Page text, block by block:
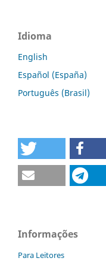
Idioma
English
Español (España)
Português (Brasil)
Informações
Para Leitores